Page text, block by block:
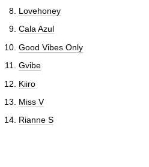
Lovehoney
Cala Azul
Good Vibes Only
Gvibe
Kiiro
Miss V
Rianne S